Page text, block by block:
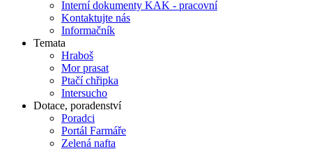
Interní dokumenty KAK - pracovní
Kontaktujte nás
Informačník
Temata
Hraboš
Mor prasat
Ptačí chřipka
Intersucho
Dotace, poradenství
Poradci
Portál Farmáře
Zelená nafta